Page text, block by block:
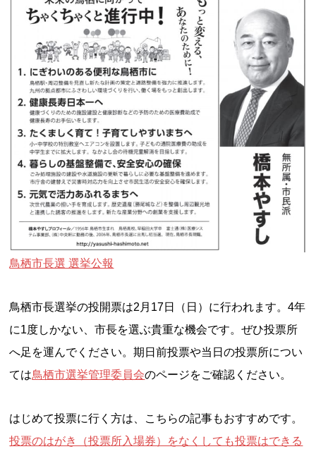
鳥栖市長選 選挙公報
鳥栖市長選挙の投開票は2月17日（日）に行われます。4年
に1度しかない、市長を選ぶ貴重な機会です。ぜひ投票所
へ足を運んでください。期日前投票や当日の投票所につい
ては鳥栖市選挙管理委員会のページをご確認ください。
はじめて投票に行く方は、こちらの記事もおすすめです。
投票のはがき（投票所入場券）をなくしても投票はできる